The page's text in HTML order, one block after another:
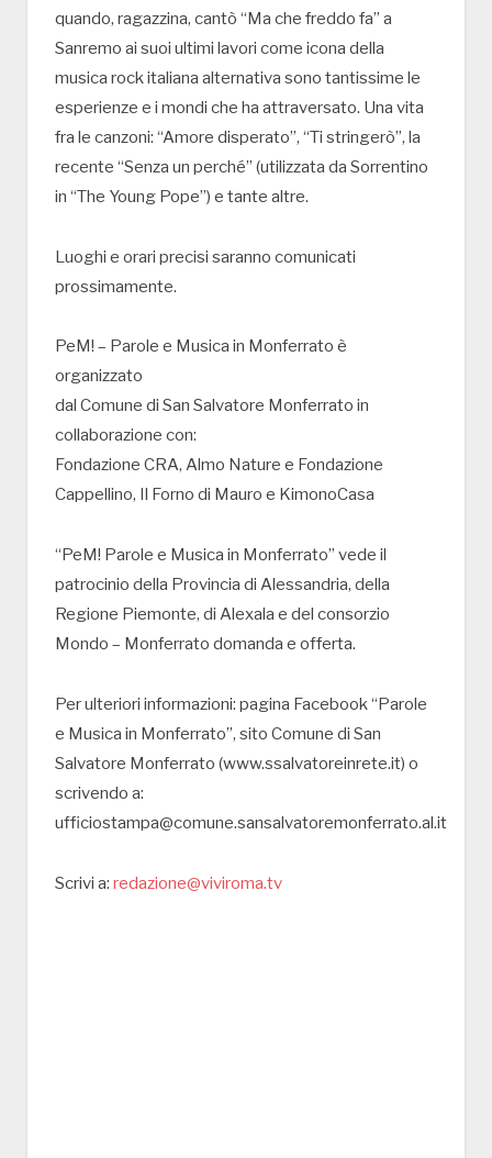
quando, ragazzina, cantò “Ma che freddo fa” a
Sanremo ai suoi ultimi lavori come icona della
musica rock italiana alternativa sono tantissime le
esperienze e i mondi che ha attraversato. Una vita
fra le canzoni: “Amore disperato”, “Ti stringerò”, la
recente “Senza un perché” (utilizzata da Sorrentino
in “The Young Pope”) e tante altre.
Luoghi e orari precisi saranno comunicati
prossimamente.
PeM! – Parole e Musica in Monferrato è
organizzato
dal Comune di San Salvatore Monferrato in
collaborazione con:
Fondazione CRA, Almo Nature e Fondazione
Cappellino, Il Forno di Mauro e KimonoCasa
“PeM! Parole e Musica in Monferrato” vede il
patrocinio della Provincia di Alessandria, della
Regione Piemonte, di Alexala e del consorzio
Mondo – Monferrato domanda e offerta.
Per ulteriori informazioni: pagina Facebook “Parole
e Musica in Monferrato”, sito Comune di San
Salvatore Monferrato (www.ssalvatoreinrete.it) o
scrivendo a:
ufficiostampa@comune.sansalvatoremonferrato.al.it
Scrivi a: redazione@viviroma.tv